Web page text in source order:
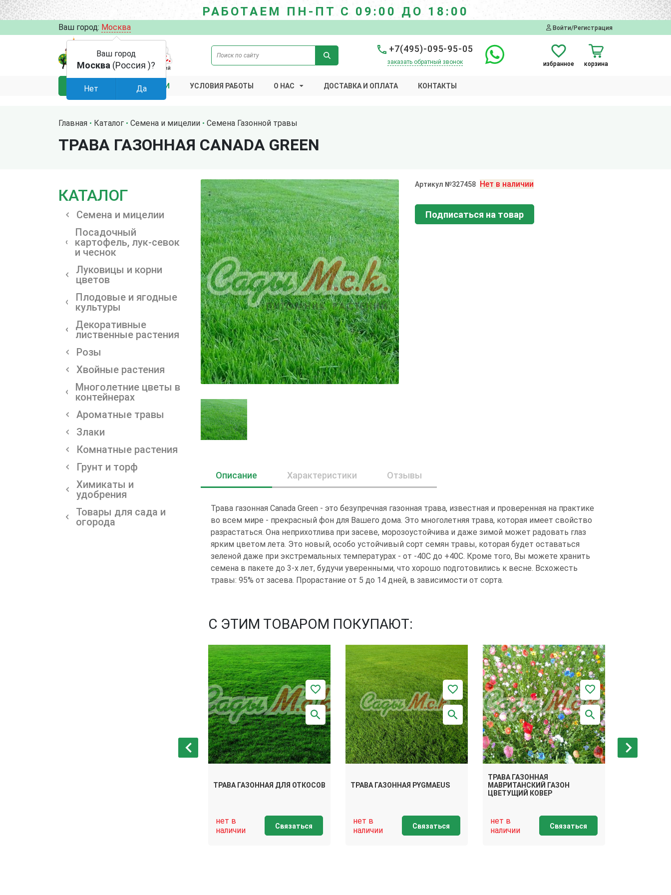
РАБОТАЕМ ПН-ПТ С 09:00 ДО 18:00
Ваш город: Москва Войти/Регистрация
+7(495)-095-95-05
заказать обратный звонок избранное корзина
КАТАЛОГ АКЦИИ УСЛОВИЯ РАБОТЫ О НАС ДОСТАВКА И ОПЛАТА КОНТАКТЫ
Главная Каталог Семена и мицелии Семена Газонной травы
ТРАВА ГАЗОННАЯ CANADA GREEN
КАТАЛОГ
Семена и мицелии
Посадочный
картофель, лук-севок
и чеснок
Луковицы и корни
цветов
Плодовые и ягодные
культуры
Декоративные
лиственные растения
Розы
Хвойные растения
Многолетние цветы в
контейнерах
Ароматные травы
Злаки
Комнатные растения
Грунт и торф
Химикаты и
удобрения
Товары для сада и
огорода
Артикул №327458 Нет в наличии
Подписаться на товар
Описание Характеристики Отзывы
Трава газонная Canada Green - это безупречная газонная трава, известная и проверенная на практике
во всем мире - прекрасный фон для Вашего дома. Это многолетняя трава, которая имеет свойство
разрастаться. Она неприхотлива при засеве, морозоустойчива и даже зимой может радовать глаз
ярким цветом лета. Это новый, особо устойчивый сорт семян травы, которая будет оставаться
зеленой даже при экстремальных температурах - от -40С до +40С. Кроме того, Вы можете хранить
семена в пакете до 3-х лет, будучи уверенными, что хорошо подготовились к весне. Всхожесть
травы: 95% от засева. Прорастание от 5 до 14 дней, в зависимости от сорта.
С ЭТИМ ТОВАРОМ ПОКУПАЮТ:
ТРАВА ГАЗОННАЯ ДЛЯ ОТКОСОВ
нет в
наличии
Связаться
ТРАВА ГАЗОННАЯ PYGMAEUS
нет в
наличии
Связаться
ТРАВА ГАЗОННАЯ
МАВРИТАНСКИЙ ГАЗОН
ЦВЕТУЩИЙ КОВЕР
нет в
наличии
Связаться
Ваш город
Москва (Россия )?
Нет Да